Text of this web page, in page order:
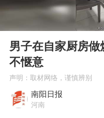
秋
美
Play
男子在自家厨房
不惬意
声明：取材网络，谨慎辨别
南阳日报
河南